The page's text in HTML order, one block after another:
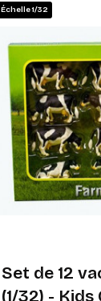
Échelle 1/32
Set de 12
(1/32) - Kids